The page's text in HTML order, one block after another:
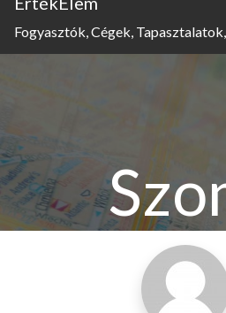
Fogyasztók, Cégek,